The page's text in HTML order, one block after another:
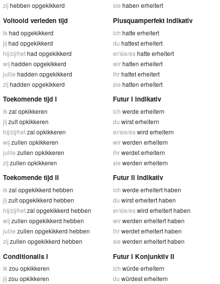
zijhebben opgekikkerd
sie haben erheitert
Voltooid verleden tijd
ik had opgekikkerd
jijhad opgekikkerd
hij/zij/hethad opgekikkerd
wijhadden opgekikkerd
jullie hadden opgekikkerd
zijhadden opgekikkerd
Plusquamperfekt Indikativ
ich hatte erheitert
du hattest erheitert
er/sie/eshatte erheitert
wirhatten erheitert
ihrhattet erheitert
sie hatten erheitert
Toekomende tijd I
ik zal opkikkeren
jijzult opkikkeren
hij/zij/hetzal opkikkeren
wijzullen opkikkeren
jullie zullen opkikkeren
zijzullen opkikkeren
Futur I Indikativ
ich werde erheitern
du wirst erheitern
er/sie/eswird erheitern
wirwerden erheitern
ihrwerdet erheitern
sie werden erheitern
Toekomende tijd II
ik zal opgekikkerd hebben
jijzult opgekikkerd hebben
hij/zij/hetzal opgekikkerd hebben
wijzullen opgekikkerd hebben
jullie zullen opgekikkerd hebben
zijzullen opgekikkerd hebben
Futur II Indikativ
ich werde erheitert haben
du wirst erheitert haben
er/sie/eswird erheitert haben
wirwerden erheitert haben
ihrwerdet erheitert haben
sie werden erheitert haben
Conditionalis I
ik zou opkikkeren
jijzou opkikkeren
Futur I Konjunktiv II
ich würde erheitern
du würdest erheitern